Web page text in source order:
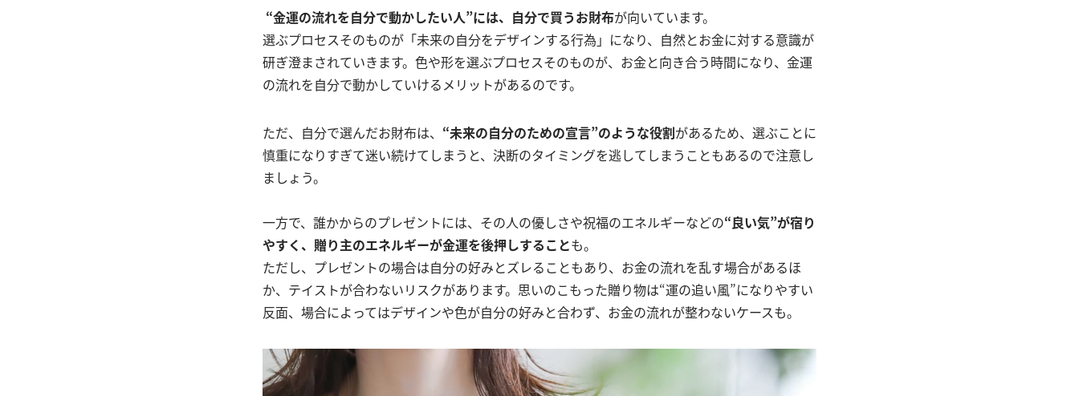
“金運の流れを自分で動かしたい人”には、自分で買うお財布が向いています。
選ぶプロセスそのものが「未来の自分をデザインする行為」になり、自然とお金に対する意識が
研ぎ澄まされていきます。色や形を選ぶプロセスそのものが、お金と向き合う時間になり、金運
の流れを自分で動かしていけるメリットがあるのです。
ただ、自分で選んだお財布は、 “未来の自分のための宣言”のような役割があるため、選ぶことに
慎重になりすぎて迷い続けてしまうと、決断のタイミングを逃してしまうこともあるので注意し
ましょう。
一方で、誰かからのプレゼントには、その人の優しさや祝福のエネルギーなどの“良い気”が宿り
やすく、贈り主のエネルギーが金運を後押しすることも。
ただし、プレゼントの場合は自分の好みとズレることもあり、お金の流れを乱す場合があるほ
か、テイストが合わないリスクがあります。思いのこもった贈り物は“運の追い風”になりやすい
反面、場合によってはデザインや色が自分の好みと合わず、お金の流れが整わないケースも。